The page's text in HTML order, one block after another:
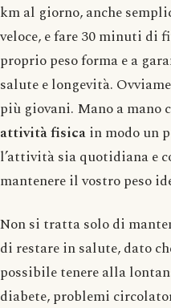
km al giorno, anche
veloce, e fare 30 minuti di
proprio peso forma e a
salute e longevità.
più giovani. Mano a mano
attività fisicain modo un
l’attività sia quotidiana e
mantenere il vostro peso
Non si tratta solo di
di restare in salute, dato
possibile tenere alla
diabete, problemi